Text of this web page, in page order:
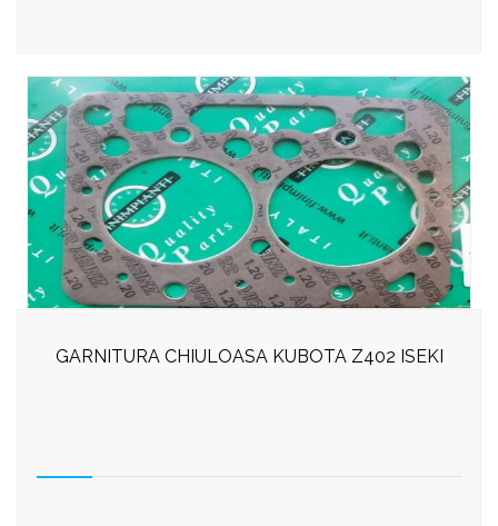
GARNITURA CHIULOASA KUBOTA Z402 ISEKI